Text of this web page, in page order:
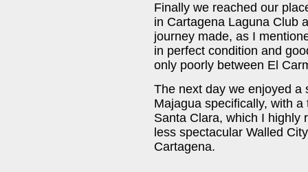
Finally we reached our
in Cartagena Laguna Club
journey made, as I
in perfect condition and
only poorly between El
The next day we enjoyed a
Majagua specifically, with
Santa Clara, which I highly
less spectacular Walled
Cartagena.